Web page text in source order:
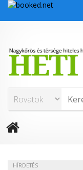
HÍRDETÉS